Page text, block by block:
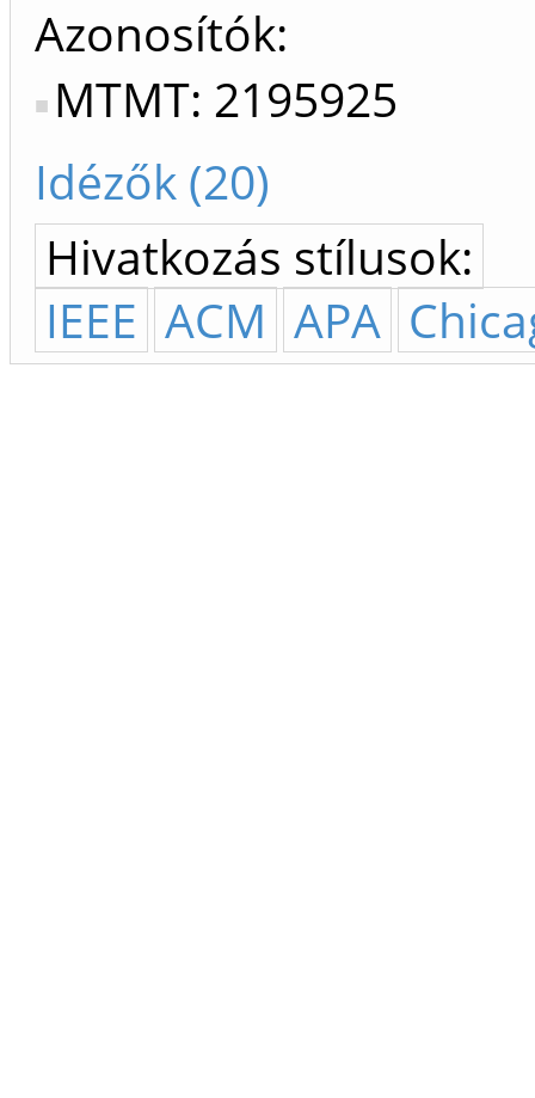
Azonosítók
MTMT: 2195925
Idézők (20)
Hivatkozás stílusok:
IEEE ACM APA